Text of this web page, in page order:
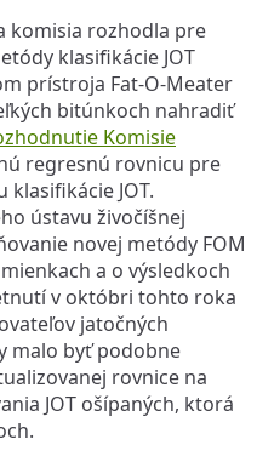
komisia rozhodla pre
klasifikácie JOT
prístroja Fat-O-Meater
bitúnkoch nahradiť
Komisie
regresnú rovnicu pre
JOT.
ústavu živočíšnej
novej metódy FOM
a o výsledkoch
v októbri tohto roka
jatočných
malo byť podobne
rovnice na
JOT ošípaných, ktorá